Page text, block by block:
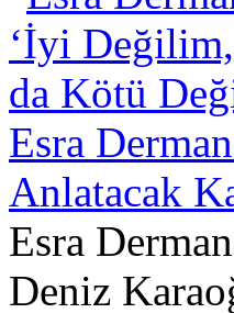
Esra
Anlatacak
Esra
Deniz